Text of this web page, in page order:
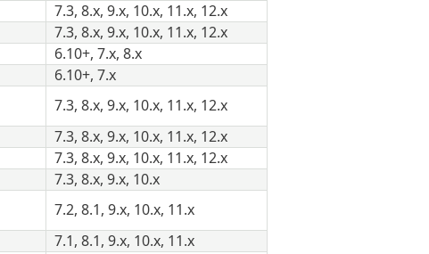
7.3, 8.x, 9.x, 10.x, 11.x, 12.x
7.3, 8.x, 9.x, 10.x, 11.x, 12.x
6.10+, 7.x, 8.x
6.10+, 7.x
7.3, 8.x, 9.x, 10.x, 11.x, 12.x
7.3, 8.x, 9.x, 10.x, 11.x, 12.x
7.3, 8.x, 9.x, 10.x, 11.x, 12.x
7.3, 8.x, 9.x, 10.x
7.2, 8.1, 9.x, 10.x, 11.x
7.1, 8.1, 9.x, 10.x, 11.x